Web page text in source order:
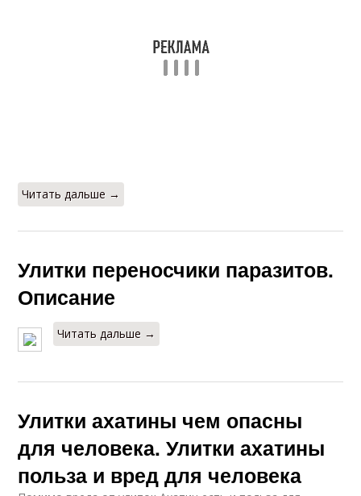
Читать дальше →
Улитки переносчики паразитов.
Описание
Читать дальше →
Улитки ахатины чем опасны
для человека. Улитки ахатины
польза и вред для человека